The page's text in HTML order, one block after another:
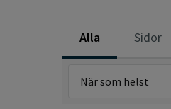
Alla Sidor
När som helst